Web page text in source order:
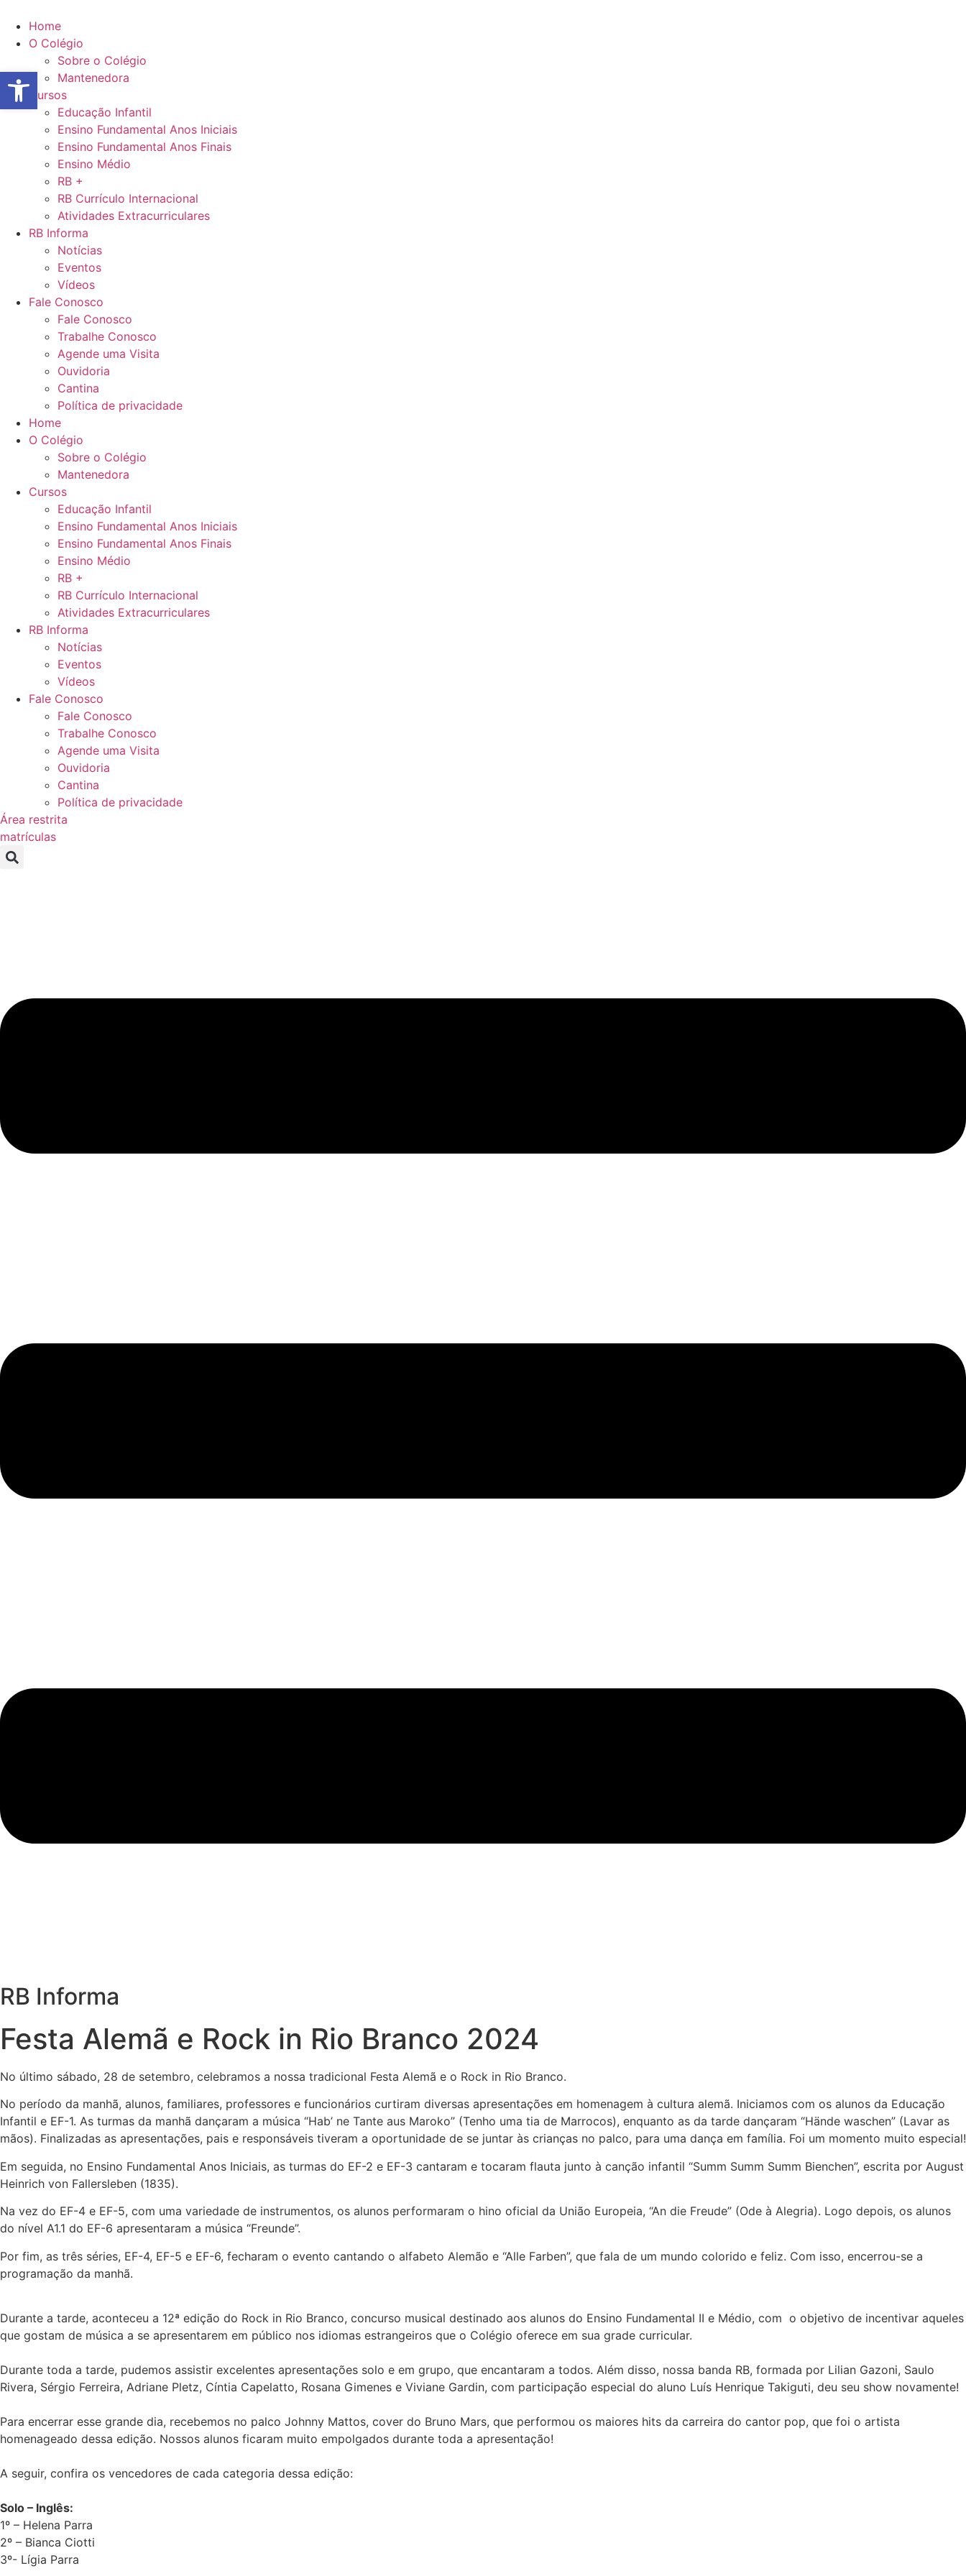
para
conteúdo
Home
O Colégio
Sobre o Colégio
Mantenedora
Cursos
Educação Infantil
Ensino Fundamental Anos Iniciais
Ensino Fundamental Anos Finais
Ensino Médio
RB +
RB Currículo Internacional
Atividades Extracurriculares
RB Informa
Notícias
Eventos
Vídeos
Fale Conosco
Fale Conosco
Trabalhe Conosco
Agende uma Visita
Ouvidoria
Cantina
Política de privacidade
Home
O Colégio
Sobre o Colégio
Mantenedora
Cursos
Educação Infantil
Ensino Fundamental Anos Iniciais
Ensino Fundamental Anos Finais
Ensino Médio
RB +
RB Currículo Internacional
Atividades Extracurriculares
RB Informa
Notícias
Eventos
Vídeos
Fale Conosco
Fale Conosco
Trabalhe Conosco
Agende uma Visita
Ouvidoria
Cantina
Política de privacidade
Área restrita
matrículas
RB Informa
Festa Alemã e Rock in Rio Branco 2024
No último sábado, 28 de setembro, celebramos a nossa tradicional Festa Alemã e o Rock in Rio Branco.
No período da manhã, alunos, familiares, professores e funcionários curtiram diversas apresentações em homenagem à cultura alemã. Iniciamos com os alunos da Educação
Infantil e EF-1. As turmas da manhã dançaram a música “Hab’ ne Tante aus Maroko” (Tenho uma tia de Marrocos), enquanto as da tarde dançaram “Hände waschen” (Lavar as
mãos). Finalizadas as apresentações, pais e responsáveis tiveram a oportunidade de se juntar às crianças no palco, para uma dança em família. Foi um momento muito especial!
Em seguida, no Ensino Fundamental Anos Iniciais, as turmas do EF-2 e EF-3 cantaram e tocaram flauta junto à canção infantil “Summ Summ Summ Bienchen”, escrita por August
Heinrich von Fallersleben (1835).
Na vez do EF-4 e EF-5, com uma variedade de instrumentos, os alunos performaram o hino oficial da União Europeia, “An die Freude” (Ode à Alegria). Logo depois, os alunos
do nível A1.1 do EF-6 apresentaram a música “Freunde”.
Por fim, as três séries, EF-4, EF-5 e EF-6, fecharam o evento cantando o alfabeto Alemão e “Alle Farben”, que fala de um mundo colorido e feliz. Com isso, encerrou-se a
programação da manhã.
Durante a tarde, aconteceu a 12ª edição do Rock in Rio Branco, concurso musical destinado aos alunos do Ensino Fundamental II e Médio, com o objetivo de incentivar aqueles
que gostam de música a se apresentarem em público nos idiomas estrangeiros que o Colégio oferece em sua grade curricular.
Durante toda a tarde, pudemos assistir excelentes apresentações solo e em grupo, que encantaram a todos. Além disso, nossa banda RB, formada por Lilian Gazoni, Saulo
Rivera, Sérgio Ferreira, Adriane Pletz, Cíntia Capelatto, Rosana Gimenes e Viviane Gardin, com participação especial do aluno Luís Henrique Takiguti, deu seu show novamente!
Para encerrar esse grande dia, recebemos no palco Johnny Mattos, cover do Bruno Mars, que performou os maiores hits da carreira do cantor pop, que foi o artista
homenageado dessa edição. Nossos alunos ficaram muito empolgados durante toda a apresentação!
A seguir, confira os vencedores de cada categoria dessa edição:
Solo – Inglês:
1º – Helena Parra
2º – Bianca Ciotti
3º- Lígia Parra
Abrir a barra de ferramentas